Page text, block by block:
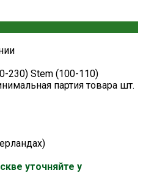
230) Stem (100-110)
партия товара шт.
уточняйте у